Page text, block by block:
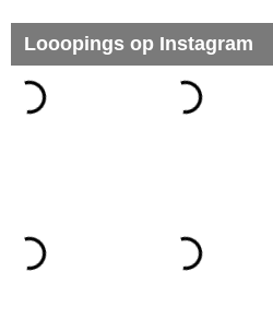
Looopings op Instagram